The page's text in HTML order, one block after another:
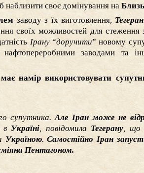
своє домінування на
заводу з їх виготовлення, Тегеран
своїх можливостей для стеження
Ірану“доручити” новому
заводами та
намір використовувати
супутника.Але Іран може не
в Україні , повідомила Тегерану , що
Україною.Самостійно Іран
Пентагоном.